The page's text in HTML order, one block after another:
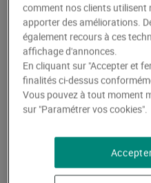
Ajouter
Guide
Confectionné par un
majoritairement
Livré dès aujourd'hui
(même le dimanche).
Possibilité d'ajouter un
comment nos clients utilisent
apporter des améliorations.
également recours à ces
affichage d'annonces.
En cliquant sur "Accepter et
finalités ci-dessus
Vous pouvez à tout moment
sur "Paramétrer vos cookies".